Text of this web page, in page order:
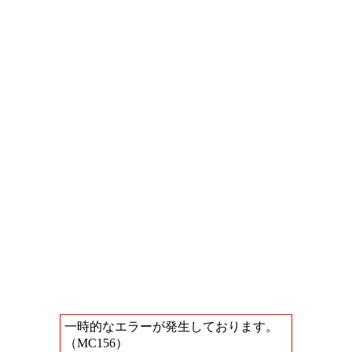
一時的なエラーが発生しております。
（MC156）